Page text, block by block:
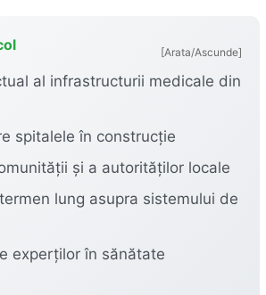
[Arata/Ascunde]
al infrastructurii medicale din
spitalele în construcție
și a autorităților locale
lung asupra sistemului de
experților în sănătate